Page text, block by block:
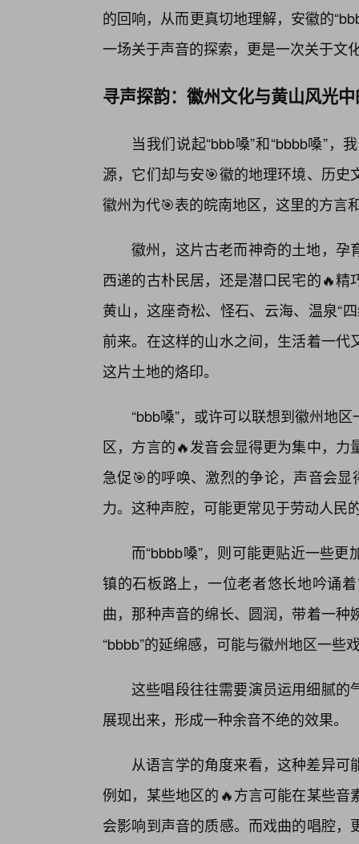
的回响，从而更真切地理解，安徽的
一场关于声音的探索，更是一次关于文
寻声探韵：徽州文化与黄山风光
当我们说起“bbb嗓”和“bbbb嗓”
源，它们却与安🎯徽的地理环境、历
徽州为代🎯表的皖南地区，这里的方言
徽州，这片古老而神奇的土地，孕
西递的古朴民居，还是潜口民宅的🔥
黄山，这座奇松、怪石、云海、温泉“
前来。在这样的山水之间，生活着一
这片土地的烙印。
“bbb嗓”，或许可以联想到徽州地
区，方言的🔥发音会显得更为集中，
急促🎯的呼唤、激烈的争论，声音会显
力。这种声腔，可能更常见于劳动人民
而“bbbb嗓”，则可能更贴近一些
镇的石板路上，一位老者悠长地吟诵
曲，那种声音的绵长、圆润，带着一
“bbbb”的延绵感，可能与徽州地区一
这些唱段往往需要演员运用细腻
展现出来，形成一种余音不绝的效果。
从语言学的角度来看，这种差异
例如，某些地区的🔥方言可能在某些
会影响到声音的质感。而戏曲的唱腔